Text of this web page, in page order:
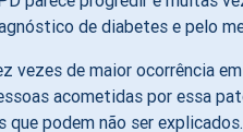
de diabetes e pelo
vezes de maior ocorrência
acometidas por essa
que podem não ser